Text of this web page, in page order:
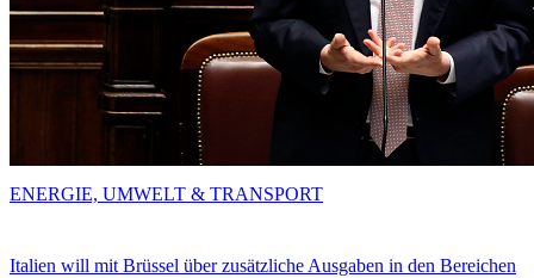
Italien will mit Brüssel über zusätzliche Ausgaben in den Bereichen
ENERGIE, UMWELT & TRANSPORT